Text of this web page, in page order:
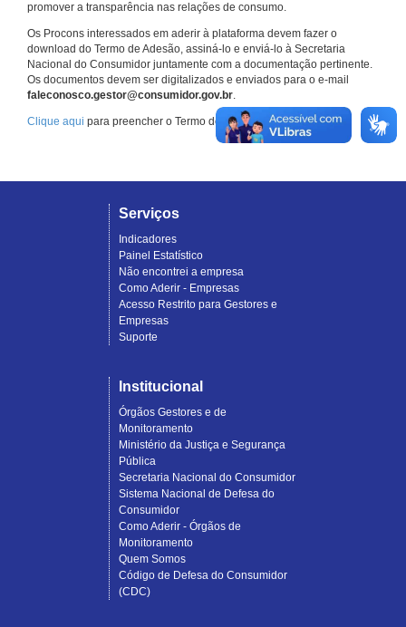
promover a transparência nas relações de consumo.
Os Procons interessados em aderir à plataforma devem fazer o
download do Termo de Adesão, assiná-lo e enviá-lo à Secretaria
Nacional do Consumidor juntamente com a documentação pertinente.
Os documentos devem ser digitalizados e enviados para o e-mail
faleconosco.gestor@consumidor.gov.br.
Clique aqui para preencher o Termo de Adesão.
Serviços
Indicadores
Painel Estatístico
Não encontrei a empresa
Como Aderir - Empresas
Acesso Restrito para Gestores e
Empresas
Suporte
Institucional
Órgãos Gestores e de
Monitoramento
Ministério da Justiça e Segurança
Pública
Secretaria Nacional do Consumidor
Sistema Nacional de Defesa do
Consumidor
Como Aderir - Órgãos de
Monitoramento
Quem Somos
Código de Defesa do Consumidor
(CDC)